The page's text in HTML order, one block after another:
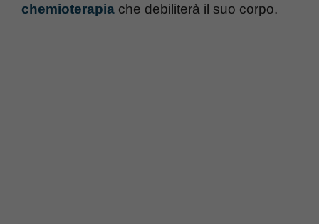
chemioterapia che debiliterà il suo corpo.